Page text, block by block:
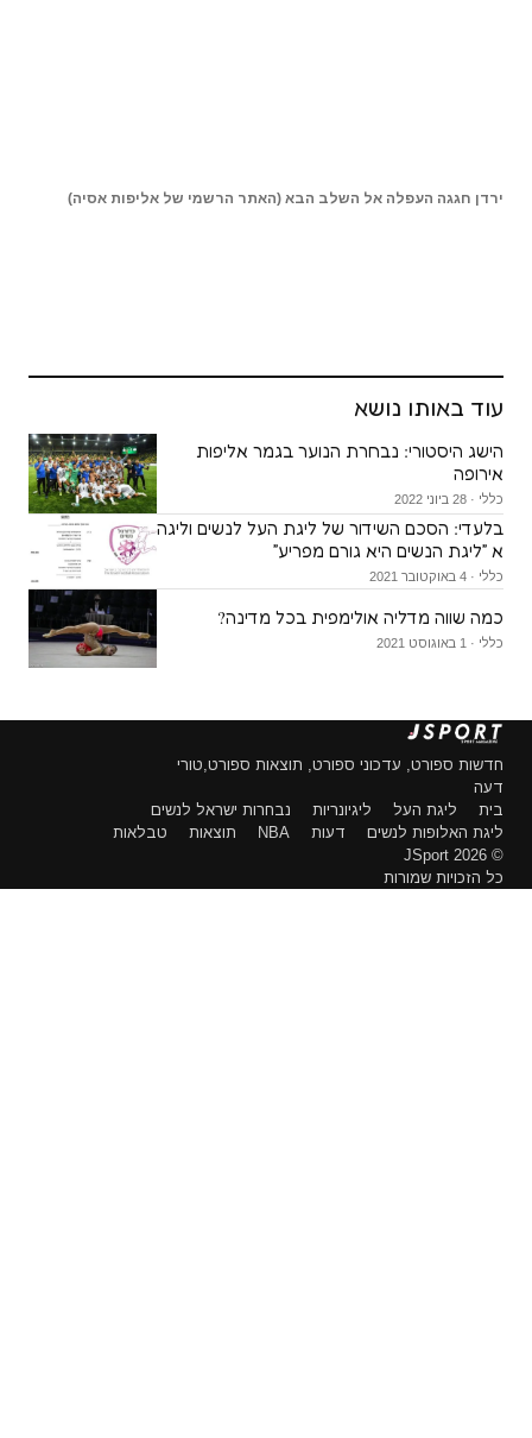
ירדן חגגה העפלה אל השלב הבא (האתר הרשמי של אליפות אסיה)
עוד באותו נושא
הישג היסטורי: נבחרת הנוער בגמר אליפות
אירופה
כללי · 28 ביוני 2022
בלעדי: הסכם השידור של ליגת העל לנשים וליגה
א ״ליגת הנשים היא גורם מפריע״
כללי · 4 באוקטובר 2021
כמה שווה מדליה אולימפית בכל מדינה?
כללי · 1 באוגוסט 2021
חדשות ספורט, עדכוני ספורט, תוצאות ספורט,טורי
דעה
בית
ליגת העל ליגיונריות
נבחרות ישראל לנשים
ליגת האלופות לנשים
דעות NBA תוצאות
טבלאות
© 2026 JSport
כל הזכויות שמורות